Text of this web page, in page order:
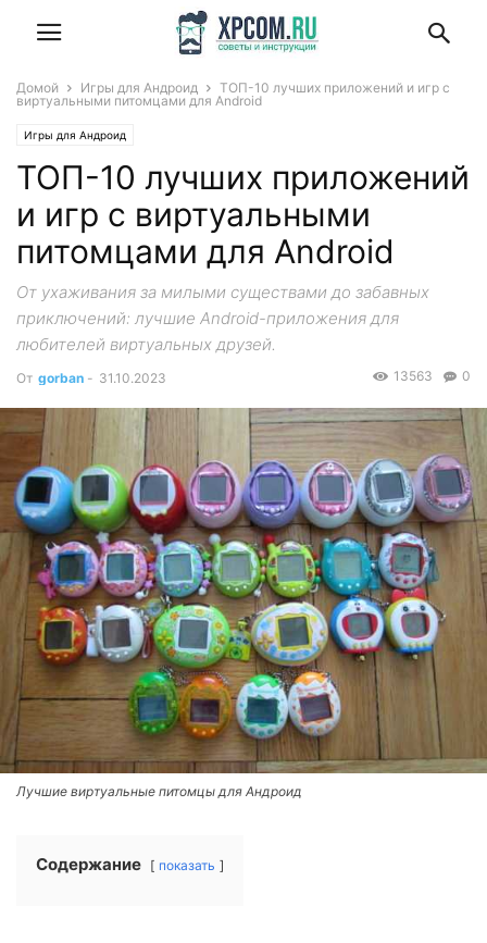
Домой Игры для Андроид
ТОП-10 лучших приложений и игр с
виртуальными питомцами для Android
Игры для Андроид
ТОП-10 лучших приложений
и игр с виртуальными
питомцами для Android
От ухаживания за милыми существами до забавных
приключений: лучшие Android-приложения для
любителей виртуальных друзей.
От gorban - 31.10.2023 0
13563
Лучшие виртуальные питомцы для Андроид
Содержание показать